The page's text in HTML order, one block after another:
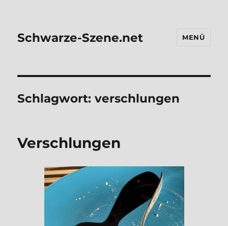
Schwarze-Szene.net MENÜ
Schlagwort:verschlungen
Ver­schlun­gen